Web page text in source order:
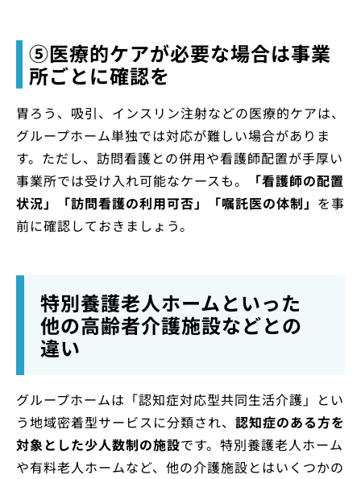
⑤医療的ケアが必要な場合は事業
所ごとに確認を
胃ろう、吸引、インスリン注射などの医療的ケアは、
グループホーム単独では対応が難しい場合がありま
す。ただし、訪問看護との併用や看護師配置が手厚い
事業所では受け入れ可能なケースも。
「看護師の配置
状況」「訪問看護の利用可否」「嘱託医の体制」 を事
前に確認しておきましょう。
特別養護老人ホームといった
他の高齢者介護施設などとの
違い
グループホームは「認知症対応型共同生活介護」とい
う地域密着型サービスに分類され、 認知症のある方を
対象とした少人数制の施設です。特別養護老人ホーム
や有料老人ホームなど、他の介護施設とはいくつかの